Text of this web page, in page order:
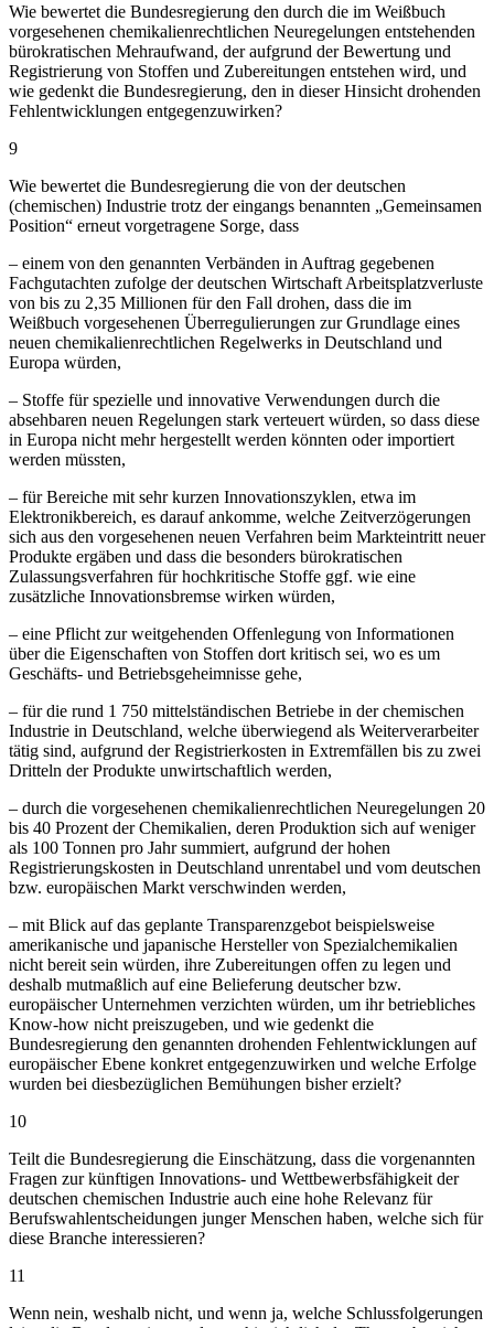
Wie bewertet die Bundesregierung den durch die im Weißbuch
vorgesehenen chemikalienrechtlichen Neuregelungen entstehenden
bürokratischen Mehraufwand, der aufgrund der Bewertung und
Registrierung von Stoffen und Zubereitungen entstehen wird, und
wie gedenkt die Bundesregierung, den in dieser Hinsicht drohenden
Fehlentwicklungen entgegenzuwirken?
9
Wie bewertet die Bundesregierung die von der deutschen
(chemischen) Industrie trotz der eingangs benannten „Gemeinsamen
Position“ erneut vorgetragene Sorge, dass
– einem von den genannten Verbänden in Auftrag gegebenen
Fachgutachten zufolge der deutschen Wirtschaft Arbeitsplatzverluste
von bis zu 2,35 Millionen für den Fall drohen, dass die im
Weißbuch vorgesehenen Überregulierungen zur Grundlage eines
neuen chemikalienrechtlichen Regelwerks in Deutschland und
Europa würden,
– Stoffe für spezielle und innovative Verwendungen durch die
absehbaren neuen Regelungen stark verteuert würden, so dass diese
in Europa nicht mehr hergestellt werden könnten oder importiert
werden müssten,
– für Bereiche mit sehr kurzen Innovationszyklen, etwa im
Elektronikbereich, es darauf ankomme, welche Zeitverzögerungen
sich aus den vorgesehenen neuen Verfahren beim Markteintritt neuer
Produkte ergäben und dass die besonders bürokratischen
Zulassungsverfahren für hochkritische Stoffe ggf. wie eine
zusätzliche Innovationsbremse wirken würden,
– eine Pflicht zur weitgehenden Offenlegung von Informationen
über die Eigenschaften von Stoffen dort kritisch sei, wo es um
Geschäfts- und Betriebsgeheimnisse gehe,
– für die rund 1 750 mittelständischen Betriebe in der chemischen
Industrie in Deutschland, welche überwiegend als Weiterverarbeiter
tätig sind, aufgrund der Registrierkosten in Extremfällen bis zu zwei
Dritteln der Produkte unwirtschaftlich werden,
– durch die vorgesehenen chemikalienrechtlichen Neuregelungen 20
bis 40 Prozent der Chemikalien, deren Produktion sich auf weniger
als 100 Tonnen pro Jahr summiert, aufgrund der hohen
Registrierungskosten in Deutschland unrentabel und vom deutschen
bzw. europäischen Markt verschwinden werden,
– mit Blick auf das geplante Transparenzgebot beispielsweise
amerikanische und japanische Hersteller von Spezialchemikalien
nicht bereit sein würden, ihre Zubereitungen offen zu legen und
deshalb mutmaßlich auf eine Belieferung deutscher bzw.
europäischer Unternehmen verzichten würden, um ihr betriebliches
Know-how nicht preiszugeben, und wie gedenkt die
Bundesregierung den genannten drohenden Fehlentwicklungen auf
europäischer Ebene konkret entgegenzuwirken und welche Erfolge
wurden bei diesbezüglichen Bemühungen bisher erzielt?
10
Teilt die Bundesregierung die Einschätzung, dass die vorgenannten
Fragen zur künftigen Innovations- und Wettbewerbsfähigkeit der
deutschen chemischen Industrie auch eine hohe Relevanz für
Berufswahlentscheidungen junger Menschen haben, welche sich für
diese Branche interessieren?
11
Wenn nein, weshalb nicht, und wenn ja, welche Schlussfolgerungen